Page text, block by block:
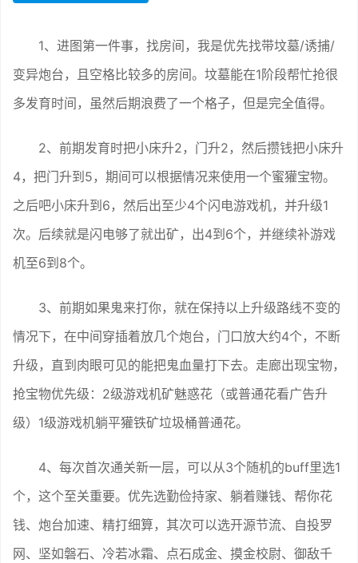
1、进图第一件事，找房间，我是优先找带坟墓/诱捕/
变异炮台，且空格比较多的房间。坟墓能在1阶段帮忙抢很
多发育时间，虽然后期浪费了一个格子，但是完全值得。
2、前期发育时把小床升2，门升2，然后攒钱把小床升
4，把门升到5，期间可以根据情况来使用一个蜜獾宝物。
之后吧小床升到6，然后出至少4个闪电游戏机，并升级1
次。后续就是闪电够了就出矿，出4到6个，并继续补游戏
机至6到8个。
3、前期如果鬼来打你，就在保持以上升级路线不变的
情况下，在中间穿插着放几个炮台，门口放大约4个，不断
升级，直到肉眼可见的能把鬼血量打下去。走廊出现宝物，
抢宝物优先级：2级游戏机矿魅惑花（或普通花看广告升
级）1级游戏机躺平獾铁矿垃圾桶普通花。
4、每次首次通关新一层，可以从3个随机的buff里选1
个，这个至关重要。优先选勤俭持家、躺着赚钱、帮你花
钱、炮台加速、精打细算，其次可以选开源节流、自投罗
网、坚如磐石、冷若冰霜、点石成金、摸金校尉、御敌千